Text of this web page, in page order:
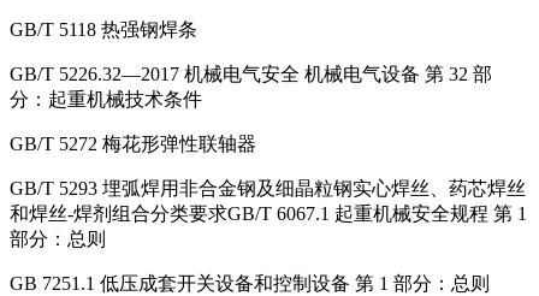
GB/T 5118 热强钢焊条
GB/T 5226.32—2017 机械电气安全 机械电气设备 第 32 部
分：起重机械技术条件
GB/T 5272 梅花形弹性联轴器
GB/T 5293 埋弧焊用非合金钢及细晶粒钢实心焊丝、药芯焊丝
和焊丝-焊剂组合分类要求GB/T 6067.1 起重机械安全规程 第 1
部分：总则
GB 7251.1 低压成套开关设备和控制设备 第 1 部分：总则